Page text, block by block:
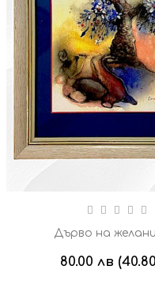
Дърво на
80.00 лв